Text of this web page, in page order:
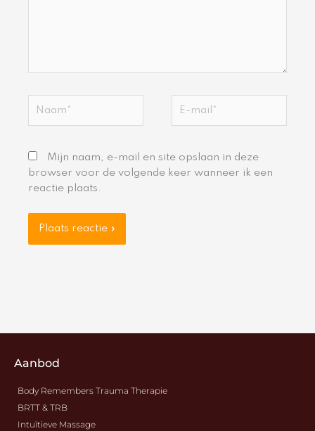
Mijn naam, e-mail en site opslaan in deze
browser voor de volgende keer wanneer ik een
reactie plaats.
Aanbod
Body Remembers Trauma Therapie
BRTT & TRB
Intuïtieve Massage